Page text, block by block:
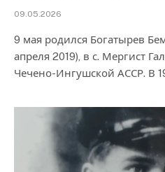
09.05.2026
9 мая родился Богатырев
апреля 2019), в с. Мергист
Чечено-Ингушской АССР. В